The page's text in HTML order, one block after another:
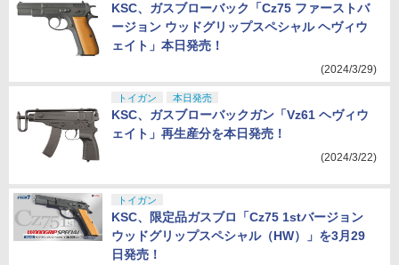
KSC、ガスブローバック「Cz75 ファーストバ
ージョン ウッドグリップスペシャル ヘヴィウ
ェイト」本日発売！
(2024/3/29)
トイガン 本日発売
KSC、ガスブローバックガン「Vz61 ヘヴィウ
ェイト」再生産分を本日発売！
(2024/3/22)
トイガン
KSC、限定品ガスブロ「Cz75 1stバージョン
ウッドグリップスペシャル（HW）」を3月29
日発売！